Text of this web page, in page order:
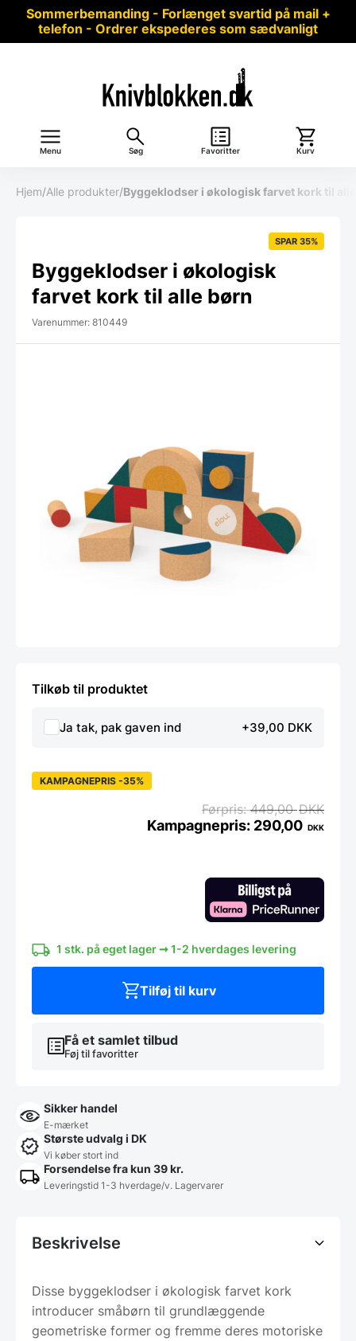
Sommerbemanding - Forlænget svartid på mail +
telefon - Ordrer ekspederes som sædvanligt
Menu Søg Favoritter Kurv
Hjem/Alle produkter/Byggeklodser i økologisk farvet kork til
SPAR 35%
Byggeklodser i økologisk
farvet kork til alle børn
Varenummer: 810449
Tilkøb til produktet
Ja tak, pak gaven ind +39,00 DKK
alle
børn
antal
KAMPAGNEPRIS -35%
449,00DKK
var:
290,00 DKK
er:
1 stk. på eget lager ➞ 1-2 hverdages levering
Få et samlet tilbud
Føj til favoritter
Tilføj til kurv
Sikker handel
E-mærket
Største udvalg i DK
Vi køber stort ind
Forsendelse fra kun 39 kr.
Leveringstid 1-3 hverdage/v. Lagervarer
Beskrivelse
Disse byggeklodser i økologisk farvet kork
introducer småbørn til grundlæggende
geometriske former og fremme deres motoriske